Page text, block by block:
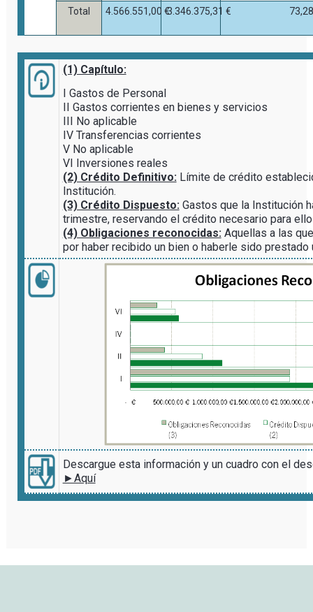
Total 4.566.551,00 €3.346.375,31 €
(1) Capítulo:
I Gastos de Personal
II Gastos corrientes en bienes y servicios
III No aplicable
IV Transferencias corrientes
V No aplicable
VI Inversiones reales
(2) Crédito Definitivo:Límite de crédito
Institución.
(3) Crédito Dispuesto:Gastos que la Institución
trimestre, reservando el crédito necesario para ello
(4) Obligaciones reconocidas:Aquellas a las
por haber recibido un bien o haberle sido prestado
Descargue esta información y un cuadro con el
►Aquí